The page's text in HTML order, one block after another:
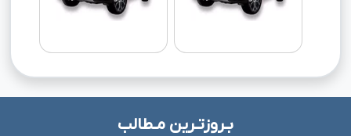
بـروزتـرین مـطالب